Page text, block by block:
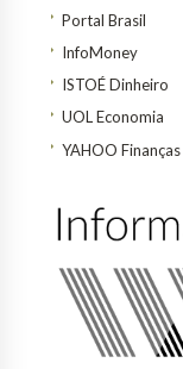
Portal Brasil
InfoMoney
ISTOÉ Dinheiro
UOL Economia
YAHOO Finanças